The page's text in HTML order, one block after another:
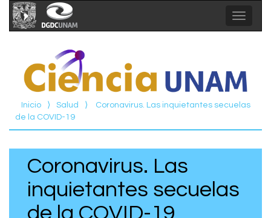
Toggle
Inicio ⟩ Salud ⟩
Coronavirus. Las inquietantes secuelas
de la COVID-19
Coronavirus. Las
inquietantes secuelas
de la COVID-19